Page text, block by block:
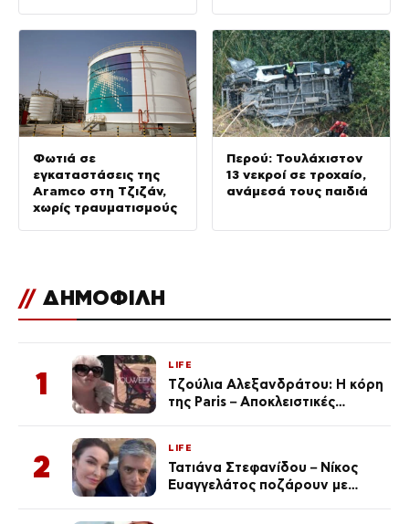
Φωτιά σε
εγκαταστάσεις της
Aramco στη Τζιζάν,
χωρίς τραυματισμούς
Περού: Τουλάχιστον
13 νεκροί σε τροχαίο,
ανάμεσά τους παιδιά
// ΔΗΜΟΦΙΛΗ
1
LIFE
Τζούλια Αλεξανδράτου: Η κόρη
της Paris – Αποκλειστικές
2
LIFE
Τατιάνα Στεφανίδου – Νίκος
Ευαγγελάτος ποζάρουν με